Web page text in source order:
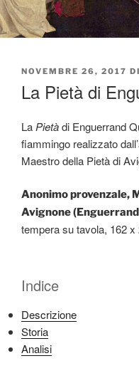
PUBBLICATO
NOVEMBRE 26, 2017 DI
La Pietà di
La Pietàdi Enguerrand
fiammingo realizzato
Maestro della Pietà di
Anonimo provenzale,
Avignone
tempera su tavola, 162
Indice
Descrizione
Storia
Analisi